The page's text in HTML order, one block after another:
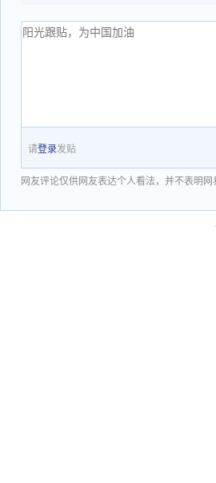
请登录发贴
网友评论仅供网友表达个人看法，并不表明